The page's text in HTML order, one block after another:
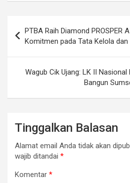
pos
PTBA Raih Diamond PROSPER
Komitmen pada Tata Kelola dan
Wagub Cik Ujang: LK II
Bangun
Tinggalkan Balasan
Alamat email Anda tidak akan
wajib ditandai *
Komentar *